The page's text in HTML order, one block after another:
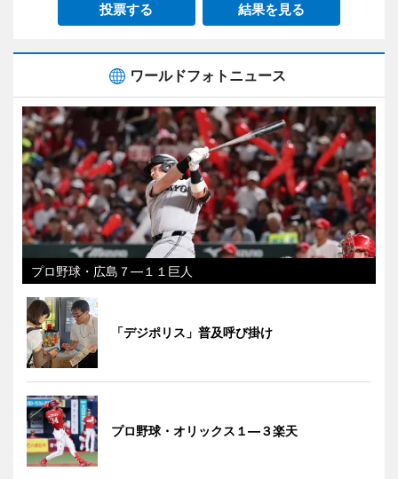
投票する 結果を見る
ワールドフォトニュース
プロ野球・広島７―１１巨人
「デジポリス」普及呼び掛け
プロ野球・オリックス１―３楽天